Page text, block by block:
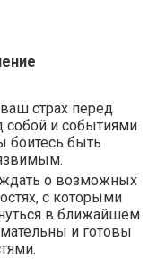
страх перед
собой и событиями
боитесь быть
о возможных
с которыми
в ближайшем
и готовы